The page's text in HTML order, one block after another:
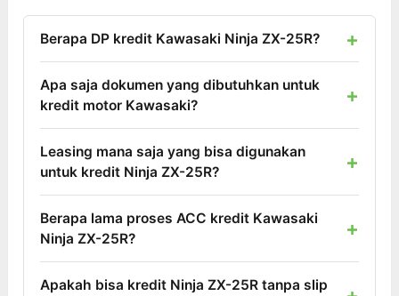
Berapa DP kredit Kawasaki Ninja ZX-25R?
Apa saja dokumen yang dibutuhkan untuk
kredit motor Kawasaki?
Leasing mana saja yang bisa digunakan
untuk kredit Ninja ZX-25R?
Berapa lama proses ACC kredit Kawasaki
Ninja ZX-25R?
Apakah bisa kredit Ninja ZX-25R tanpa slip